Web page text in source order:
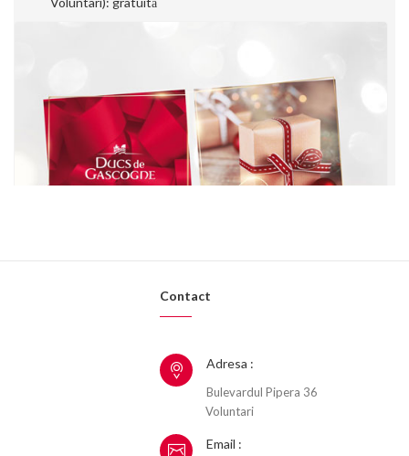
Contact
Adresa :
Bulevardul Pipera 36
Voluntari
Email :